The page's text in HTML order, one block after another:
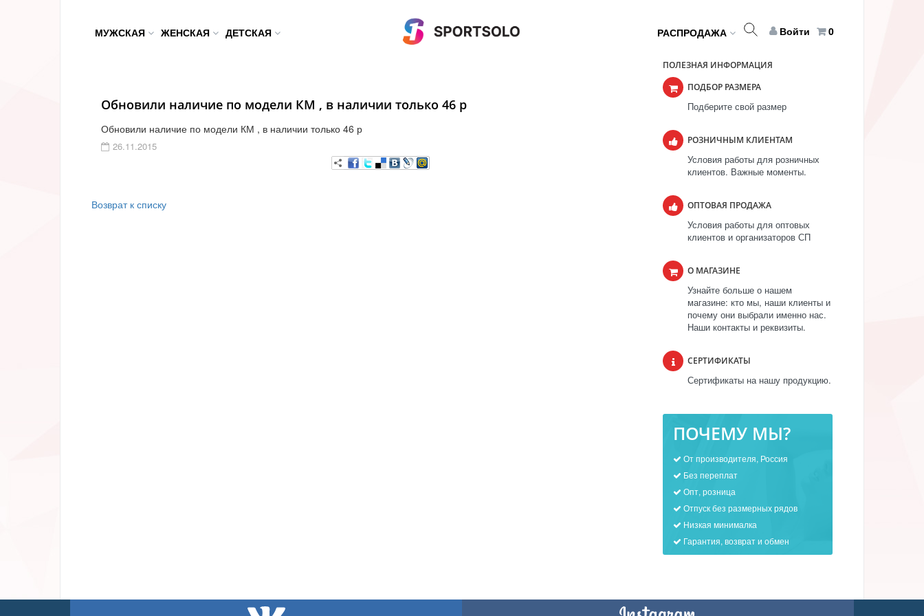
МУЖСКАЯ ЖЕНСКАЯ ДЕТСКАЯ РАСПРОДАЖА Войти 0
Обновили наличие по модели КМ , в наличии только 46 р
Обновили наличие по модели КМ , в наличии только 46 р
26.11.2015
Возврат к списку
ПОЛЕЗНАЯ ИНФОРМАЦИЯ
ПОДБОР РАЗМЕРА
Подберите свой размер
РОЗНИЧНЫМ КЛИЕНТАМ
Условия работы для розничных
клиентов. Важные моменты.
ОПТОВАЯ ПРОДАЖА
Условия работы для оптовых
клиентов и организаторов СП
О МАГАЗИНЕ
Узнайте больше о нашем
магазине: кто мы, наши клиенты и
почему они выбрали именно нас.
Наши контакты и реквизиты.
СЕРТИФИКАТЫ
Сертификаты на нашу продукцию.
ПОЧЕМУ МЫ?
От производителя, Россия
Без переплат
Опт, розница
Отпуск без размерных рядов
Низкая минималка
Гарантия, возврат и обмен